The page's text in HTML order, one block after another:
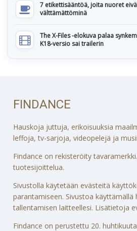
7 etikettisääntöä, joita nuoret
välttämättöminä
The X-Files -elokuva palaa
K18-versio sai trailerin
FINDANCE
Hauskoja juttuja, erikoisuuksia
leffoja, tv-sarjoja, videopelejä ja
Findance on rekisteröity
tuotesijoittelua.
Sivustolla käytetään evästeitä
parantamiseen. Sivustoa käyttämällä
tallentamisen laitteellesi. Lisätietoja
Findance on perustettu 20.